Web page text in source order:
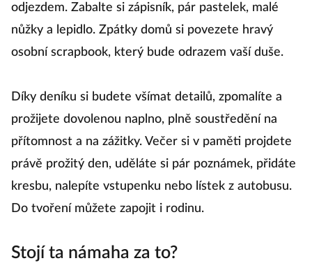
odjezdem. Zabalte si zápisník, pár pastelek, malé
nůžky a lepidlo. Zpátky domů si povezete hravý
osobní scrapbook, který bude odrazem vaší duše.
Díky deníku si budete všímat detailů, zpomalíte a
prožijete dovolenou naplno, plně soustředění na
přítomnost a na zážitky. Večer si v paměti projdete
právě prožitý den, uděláte si pár poznámek, přidáte
kresbu, nalepíte vstupenku nebo lístek z autobusu.
Do tvoření můžete zapojit i rodinu.
Stojí ta námaha za to?